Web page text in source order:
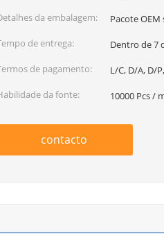
da embalagem:
Pacote
de entrega:
Dentro de 7
de pagamento:
L/C, D/A, D/
da fonte:
10000 Pcs /
contacto